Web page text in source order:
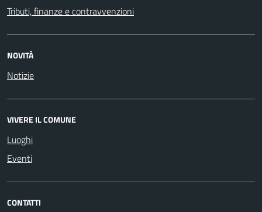
Tributi, finanze e contravvenzioni
NOVITÀ
Notizie
VIVERE IL COMUNE
Luoghi
Eventi
CONTATTI